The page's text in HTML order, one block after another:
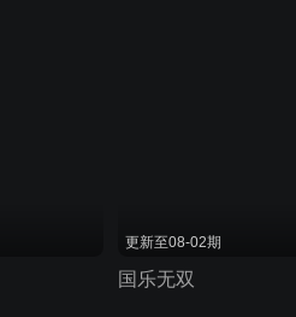
更新至08-02期
国乐无双